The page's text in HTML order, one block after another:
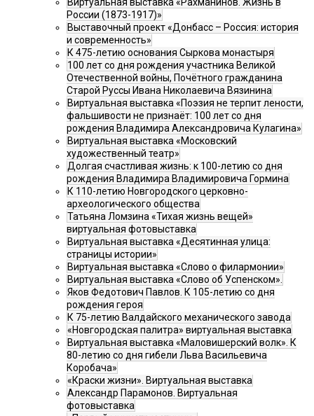
Виртуальная выставка «Рахманинов. Жизнь в
России (1873-1917)»
Выставочный проект «Донбасс – Россия: история
и современность»
К 475-летию основания Сыркова монастыря
100 лет со дня рождения участника Великой
Отечественной войны, Почётного гражданина
Старой Руссы Ивана Николаевича Вязинина
Виртуальная выставка «Поэзия не терпит лености,
фальшивости не признаёт: 100 лет со дня
рождения Владимира Александровича Кулагина»
Виртуальная выставка «Московский
художественный театр»
Долгая счастливая жизнь: к 100-летию со дня
рождения Владимира Владимировича Гормина
К 110-летию Новгородского церковно-
археологического общества
Татьяна Ломзина «Тихая жизнь вещей»
виртуальная фотовыставка
Виртуальная выставка «Десятинная улица:
страницы истории»
Виртуальная выставка «Слово о филармонии»
Виртуальная выставка «Слово об Успенском».
Яков Федотович Павлов. К 105-летию со дня
рождения героя
К 75-летию Валдайского механического завода
«Новгородская палитра» виртуальная выставка
Виртуальная выставка «Маловишерский волк». К
80-летию со дня гибели Льва Васильевича
Коробача»
«Краски жизни». Виртуальная выставка
Александр Парамонов. Виртуальная
фотовыставка